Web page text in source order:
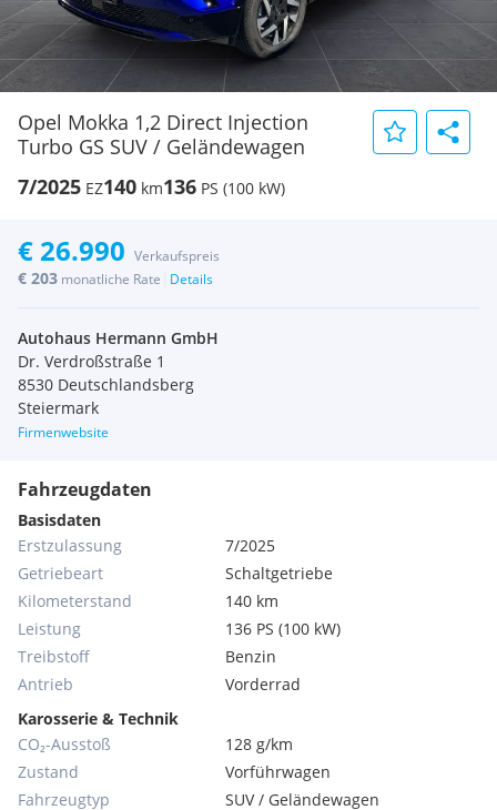
Opel Mokka 1,2 Direct Injection
Turbo GS SUV / Geländewagen
7/2025 EZ140 km136 PS (100 kW)
€ 26.990 Verkaufspreis
€ 203 monatliche Rate Details
Autohaus Hermann GmbH
Dr. Verdroßstraße 1
8530 Deutschlandsberg
Steiermark
Firmenwebsite
Fahrzeugdaten
Basisdaten
Erstzulassung
7/2025
Getriebeart
Schaltgetriebe
Kilometerstand
140 km
Leistung
136 PS (100 kW)
Treibstoff
Benzin
Antrieb
Vorderrad
Karosserie & Technik
CO₂-Ausstoß
128 g/km
Zustand
Vorführwagen
Fahrzeugtyp
SUV / Geländewagen